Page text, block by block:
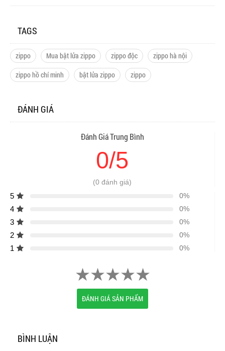
TAGS
zippo Mua bật lửa zippo zippo độc
zippo hà nội
zippo hồ chí minh
bật lửa zippo zippo
ĐÁNH GIÁ
Đánh Giá Trung Bình
0/5
(0 đánh giá)
5 0%
4 0%
3 0%
2 0%
1 0%
ĐÁNH GIÁ SẢN PHẨM
BÌNH LUẬN